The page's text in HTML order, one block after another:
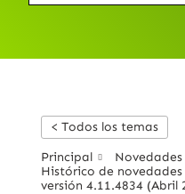
< Todos los temas
Principal Novedades
Histórico de novedades
versión 4.11.4834 (Abril